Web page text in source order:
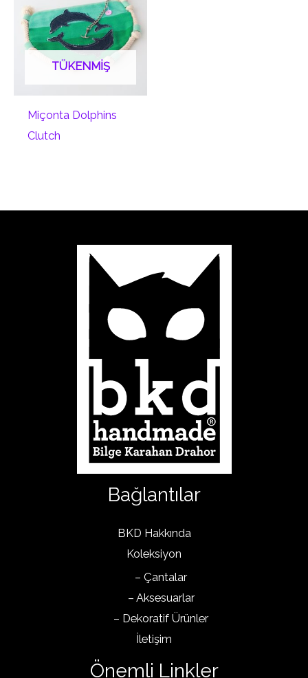
TÜKENMIŞ
Miçonta Dolphins
Clutch
Bağlantılar
BKD Hakkında
Koleksiyon
– Çantalar
– Aksesuarlar
– Dekoratif Ürünler
İletişim
Önemli Linkler